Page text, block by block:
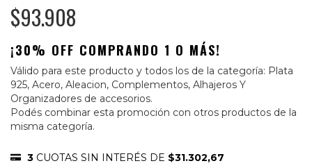
$93.908
¡30% OFF COMPRANDO 1 O MÁS!
Válido para este producto y todos los de la categoría: Plata
925, Acero, Aleacion, Complementos, Alhajeros Y
Organizadores de accesorios.
Podés combinar esta promoción con otros productos de la
misma categoría.
3 CUOTAS SIN INTERÉS DE $31.302,67